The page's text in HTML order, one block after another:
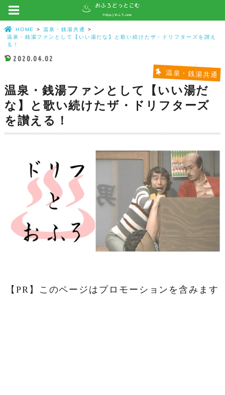
HOME
温泉・銭湯共通
温泉・銭湯ファンとして【いい湯だな】と歌い続けたザ・ドリフターズを讃え
る！
2020.04.02
温泉・銭湯共通
温泉・銭湯ファンとして【いい湯だ
な】と歌い続けたザ・ドリフターズ
を讃える！
【PR】このページはプロモーションを含みます